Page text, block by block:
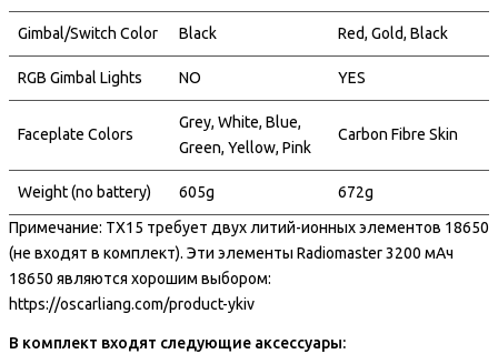
Gimbal/Switch Color Black Red, Gold, Black
RGB Gimbal Lights NO YES
Faceplate Colors
Grey, White, Blue,
Green, Yellow, Pink
Carbon Fibre Skin
Weight (no battery) 605g
672g
Примечание: TX15 требует двух литий-ионных элементов 18650
(не входят в комплект). Эти элементы Radiomaster 3200 мАч
18650 являются хорошим выбором:
https://oscarliang.com/product-ykiv
В комплект входят следующие аксессуары: